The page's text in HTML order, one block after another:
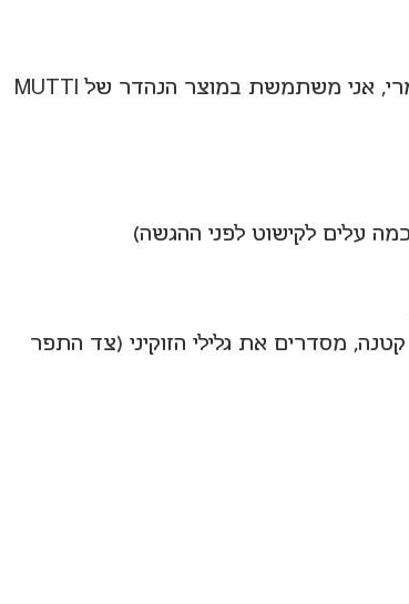
עלים לקישוט לפני ההגשה)
אפיה קטנה, מסדרים את גלילי הזוקיני (צד התפר